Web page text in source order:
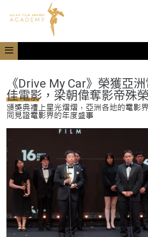
《Drive My Car》榮獲亞
佳電影，梁朝偉奪影帝殊榮
頒獎典禮上星光熠熠，亞洲各地的電影
同見證電影界的年度盛事